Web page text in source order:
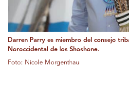
Darren Parry es miembro del consejo
Noroccidental de los Shoshone.
Foto: Nicole Morgenthau